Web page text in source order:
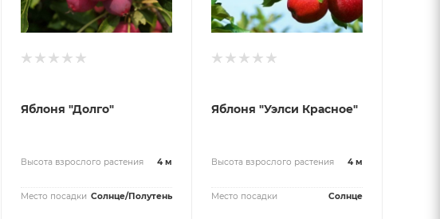
Яблоня "Долго"
Высота взрослого растения 4 м
Место посадки Солнце/Полутень
Яблоня "Уэлси Красное"
Высота взрослого растения 4 м
Место посадки Солнце